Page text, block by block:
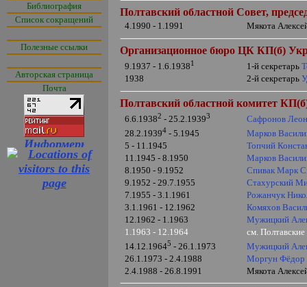
Библиография
Список сокращений
Полезные ссылки
Авторская страница
Почта
Полтавский областной Совет,
4.1990 - 1.1991 Мякота
Организационное бюро ЦК КП(б)
9.1937 - 1.6.19381 1-й секретарь
1938
2-й секретарь
Полтавский областной комитет
6.6.19382 - 25.2.19393
Сафронов
28.2.19394 - 5.1945
Марков
5 - 11.1945
Топчий
11.1945 - 8.1950
Марков
8.1950 - 9.1952
Спивак Марк
9.1952 - 29.7.1955
Стахурский
7.1955 - 3.1.1961
Рожанчук
3.1.1961 - 12.1962
Комяхов
12.1962 - 1.1963
Мужицкий
1.1963 - 12.1964
см.
14.12.19645 - 26.1.1973
Мужицкий
26.1.1973 - 2.4.1988
Моргун Фёдор
2.4.1988 - 26.8.1991
Мякота